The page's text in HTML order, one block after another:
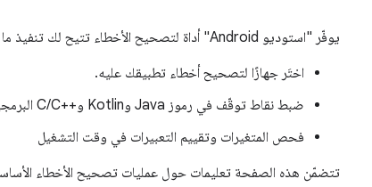
يوفّر "استوديو Android" أداة لتصحيح الأخطاء تتيح لك تنفيذ ما يلي والمزيد:
اختَر جهازًا لتصحيح أخطاء تطبيقك عليه.
ضبط نقاط توقّف في رموز Java وKotlin وC/C++‎ البرمجية
فحص المتغيرات وتقييم التعبيرات في وقت التشغيل
تتضمّن هذه الصفحة تعليمات حول عمليات تصحيح الأخطاء